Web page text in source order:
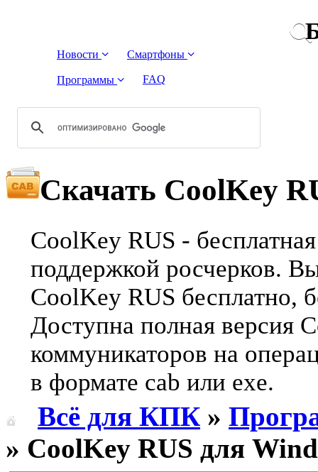
Новости Смартфоны
Программы FAQ
Скачать СoolKey
СoolKey RUS -
поддержкой росчерков.
СoolKey RUS бесплатно,
Доступна полная версия
коммуникаторов на
в формате cab или exe.
Всё для КПК »
» СoolKey RUS для